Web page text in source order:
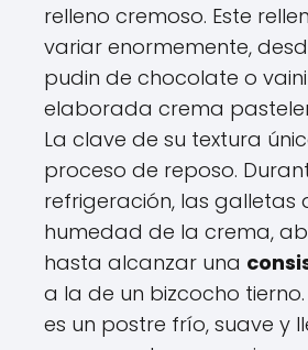
relleno cremoso. Este
variar enormemente,
pudin de chocolate o
elaborada crema
La clave de su textura
proceso de reposo.
refrigeración, las galletas
humedad de la crema,
hasta alcanzar una
a la de un bizcocho
es un postre frío, suave y